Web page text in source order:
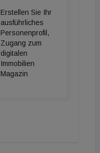
Erstellen Sie Ihr
ausführliches
Personenprofil,
Zugang zum
digitalen
Immobilien
Magazin